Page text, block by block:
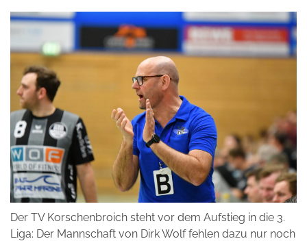
Der TV Korschenbroich steht vor dem Aufstieg in die 3.
Liga: Der Mannschaft von Dirk Wolf fehlen dazu nur noch